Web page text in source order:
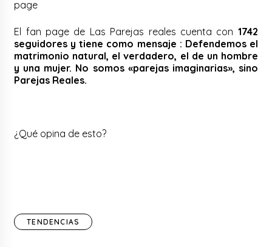
page
El fan page de Las Parejas reales cuenta con 1742
seguidores y tiene como mensaje : Defendemos el
matrimonio natural, el verdadero, el de un hombre
y una mujer. No somos «parejas imaginarias», sino
Parejas Reales.
¿Qué opina de esto?
TENDENCIAS